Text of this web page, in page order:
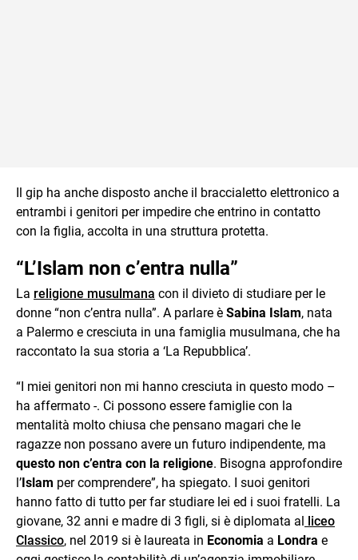
Il gip ha anche disposto anche il braccialetto elettronico a
entrambi i genitori per impedire che entrino in contatto
con la figlia, accolta in una struttura protetta.
“L’Islam non c’entra nulla”
La religione musulmana con il divieto di studiare per le
donne “non c’entra nulla”. A parlare è Sabina Islam, nata
a Palermo e cresciuta in una famiglia musulmana, che ha
raccontato la sua storia a ‘La Repubblica’.
“I miei genitori non mi hanno cresciuta in questo modo –
ha affermato -. Ci possono essere famiglie con la
mentalità molto chiusa che pensano magari che le
ragazze non possano avere un futuro indipendente, ma
questo non c’entra con la religione. Bisogna approfondire
l’Islam per comprendere”, ha spiegato. I suoi genitori
hanno fatto di tutto per far studiare lei ed i suoi fratelli. La
giovane, 32 anni e madre di 3 figli, si è diplomata al liceo
Classico, nel 2019 si è laureata in Economia a Londra e